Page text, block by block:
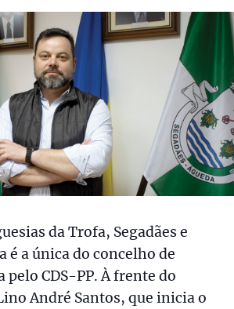
da Trofa, Segadães e
é a única do concelho de
pelo CDS-PP. À frente do
André Santos, que inicia o